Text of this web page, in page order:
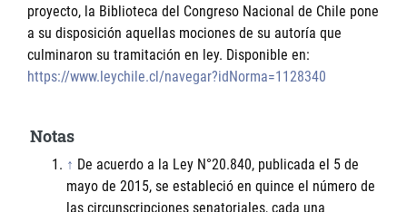
proyecto, la Biblioteca del Congreso Nacional de Chile pone
a su disposición aquellas mociones de su autoría que
culminaron su tramitación en ley. Disponible en:
https://www.leychile.cl/navegar?idNorma=1128340
Notas
↑ De acuerdo a la Ley N°20.840, publicada el 5 de
mayo de 2015, se estableció en quince el número de
las circunscripciones senatoriales, cada una